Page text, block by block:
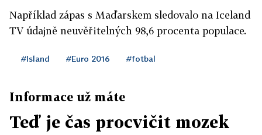
Například zápas s Maďarskem sledovalo na Iceland
TV údajně neuvěřitelných 98,6 procenta populace.
#Island #Euro 2016 #fotbal
Informace už máte
Teď je čas procvičit mozek